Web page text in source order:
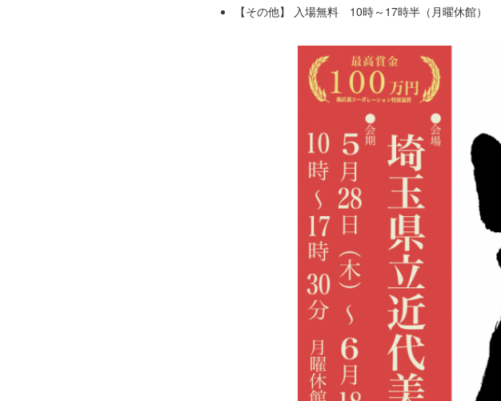
【その他】 入場無料 10時～17時半（月曜休館）